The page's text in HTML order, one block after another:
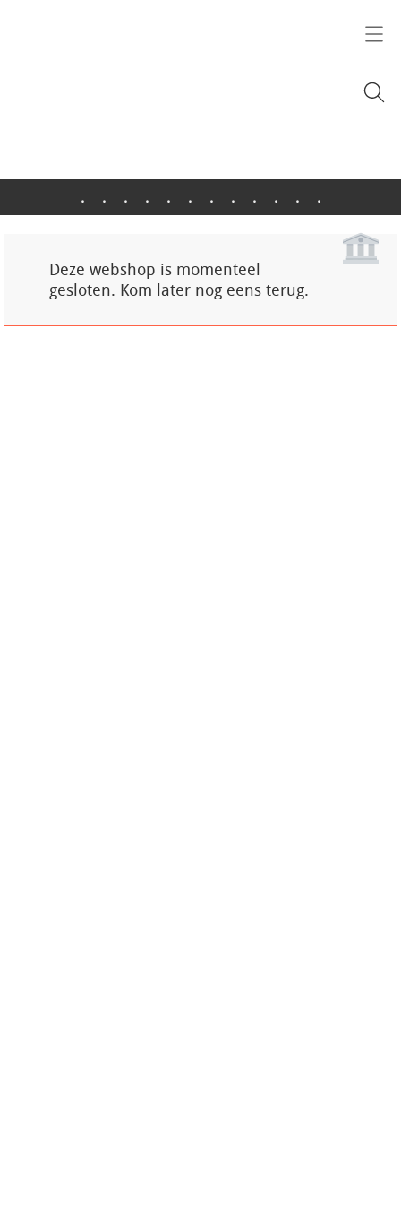
. . . . . . . . . . . .
Deze webshop is momenteel
gesloten. Kom later nog eens terug.